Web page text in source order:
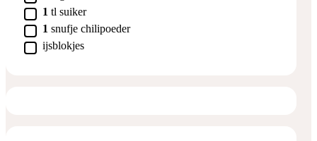
▢
1 tl suiker
▢
1 snufje chilipoeder
▢
ijsblokjes